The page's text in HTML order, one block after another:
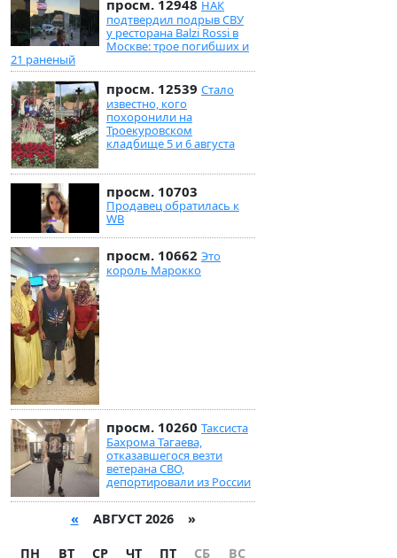
просм. 12948 НАК
подтвердил подрыв СВУ
у ресторана Balzi Rossi в
Москве: трое погибших и
21 раненый
просм. 12539 Стало
известно, кого
похоронили на
Троекуровском
кладбище 5 и 6 августа
просм. 10703
Продавец обратилась к
WB
просм. 10662 Это
король Марокко
просм. 10260 Таксиста
Бахрома Тагаева,
отказавшегося везти
ветерана СВО,
депортировали из России
« АВГУСТ 2026 »
ПН ВТ СР ЧТ ПТ СБ
ВС